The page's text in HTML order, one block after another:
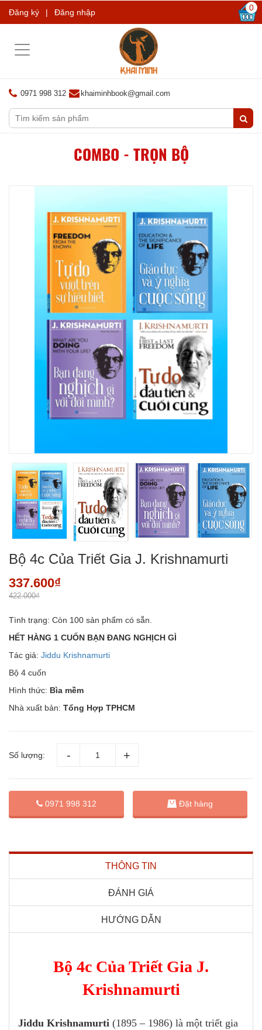
Đăng ký | Đăng nhập 0
Toggle
0971 998 312 khaiminhbook@gmail.com
COMBO - TRỌN BỘ
Bộ 4c Của Triết Gia J. Krishnamurti
337.600₫
422.000₫
Tình trạng: Còn 100 sản phẩm có sẵn.
HẾT HÀNG 1 CUỐN BẠN ĐANG NGHỊCH GÌ
Tác giả: Jiddu Krishnamurti
Bộ 4 cuốn
Hình thức: Bìa mềm
Nhà xuất bản: Tổng Hợp TPHCM
Số lượng:
0971 998 312 Đặt hàng
THÔNG TIN
ĐÁNH GIÁ
HƯỚNG DẪN
Bộ 4c Của Triết Gia J.
Krishnamurti
Jiddu Krishnamurti (1895 – 1986) là một triết gia